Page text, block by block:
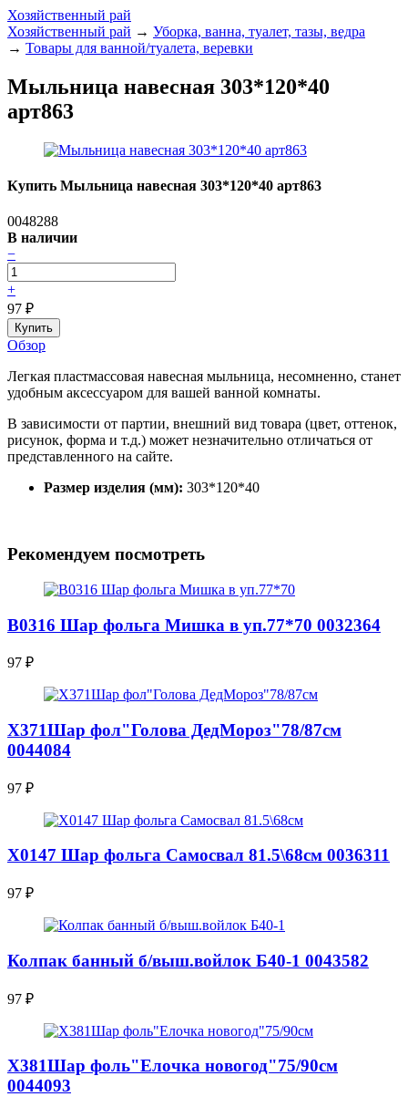
Хозяйственный рай
Хозяйственный рай → Уборка, ванна, туалет, тазы, ведра
→ Товары для ванной/туалета, веревки
Мыльница навесная 303*120*40
арт863
Купить Мыльница навесная 303*120*40 арт863
0048288
В наличии
−
+
97 ₽
Обзор
Легкая пластмассовая навесная мыльница, несомненно, станет
удобным аксессуаром для вашей ванной комнаты.
В зависимости от партии, внешний вид товара (цвет, оттенок,
рисунок, форма и т.д.) может незначительно отличаться от
представленного на сайте.
Размер изделия (мм): 303*120*40
Рекомендуем посмотреть
В0316 Шар фольга Мишка в уп.77*70 0032364
97 ₽
Х371Шар фол"Голова ДедМороз"78/87см
0044084
97 ₽
Х0147 Шар фольга Самосвал 81.5\68см 0036311
97 ₽
Колпак банный б/выш.войлок Б40-1 0043582
97 ₽
Х381Шар фоль"Елочка новогод"75/90см
0044093